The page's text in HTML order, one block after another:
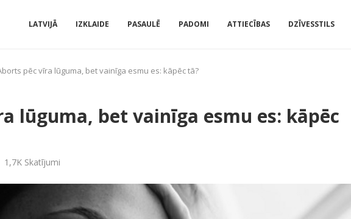
LATVIJĀ IZKLAIDE PASAULĒ PADOMI ATTIECĪBAS DZĪVESSTILS
pēc vīra lūguma, bet vainīga esmu es: kāpēc tā?
lūguma, bet vainīga esmu es: kāpēc
1,7K Skatījumi